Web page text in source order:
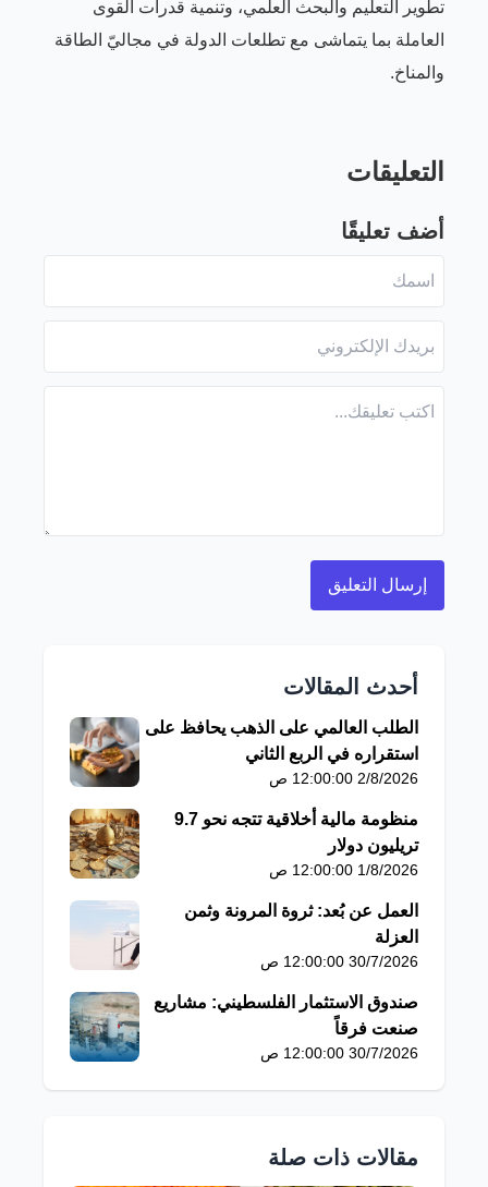
تطوير التعليم والبحث العلمي، وتنمية قدرات القوى
العاملة بما يتماشى مع تطلعات الدولة في مجاليّ الطاقة
والمناخ.
التعليقات
أضف تعليقًا
أحدث المقالات
الطلب العالمي على الذهب يحافظ على
استقراره في الربع الثاني
2/8/2026 12:00:00 ص
منظومة مالية أخلاقية تتجه نحو 9.7
تريليون دولار
1/8/2026 12:00:00 ص
العمل عن بُعد: ثروة المرونة وثمن
العزلة
30/7/2026 12:00:00 ص
صندوق الاستثمار الفلسطيني: مشاريع
صنعت فرقاً
30/7/2026 12:00:00 ص
مقالات ذات صلة